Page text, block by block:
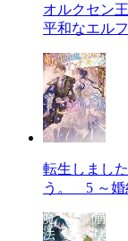
オルクセン
平和なエル
転生しまし
う。 5 ～